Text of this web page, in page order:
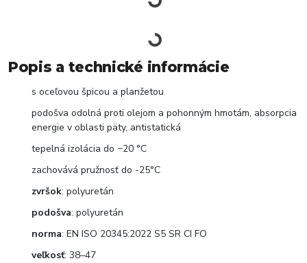
Popis a technické informácie
s oceľovou špicou a planžetou
podošva odolná proti olejom a pohonným hmotám, absorpcia
energie v oblasti päty, antistatická
tepelná izolácia do −20 °C
zachovává pružnosť do -25°C
zvršok: polyuretán
podošva: polyuretán
norma: EN ISO 20345:2022 S5 SR CI FO
veľkosť: 38–47